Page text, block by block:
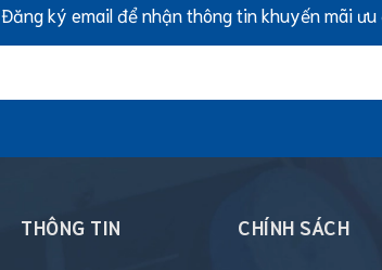
Đăng ký email để nhận thông tin khuyến mãi
THÔNG TIN CHÍNH SÁCH